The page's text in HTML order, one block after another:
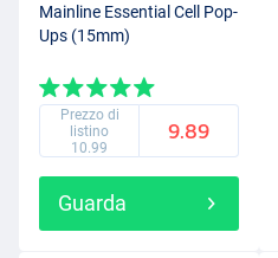
Mainline Essential Cell Pop-
Ups (15mm)
Prezzo di
listino
10.99
9.89
Guarda